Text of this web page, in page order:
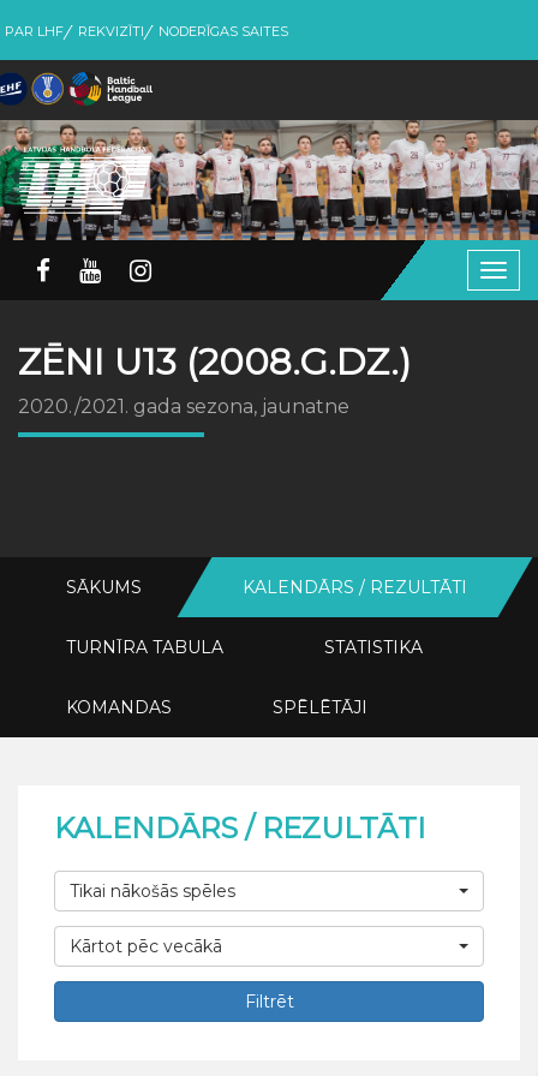
PAR LHF REKVIZĪTI NODERĪGAS SAITES
ZĒNI U13 (2008.G.DZ.)
2020./2021. gada sezona, jaunatne
SĀKUMS KALENDĀRS / REZULTĀTI
TURNĪRA TABULA STATISTIKA
KOMANDAS SPĒLĒTĀJI
KALENDĀRS / REZULTĀTI
Tikai nākošās spēles
Kārtot pēc vecākā
Filtrēt